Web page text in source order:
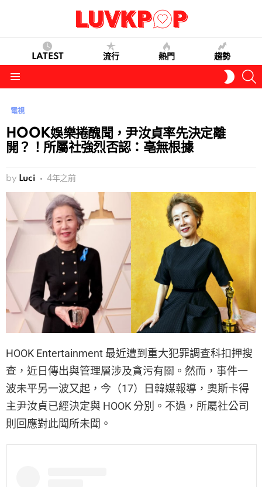
LATEST 流行 熱門 趨勢
SKIN
電視
HOOK娛樂捲醜聞，尹汝貞率先決定離
開？！所屬社強烈否認：亳無根據
by Luci 4年之前
HOOK Entertainment 最近遭到重大犯罪調查科扣押搜
查，近日傳出與管理層涉及貪污有關。然而，事件一
波未平另一波又起，今（17）日韓媒報導，奧斯卡得
主尹汝貞已經決定與 HOOK 分別。不過，所屬社公司
則回應對此聞所未聞。